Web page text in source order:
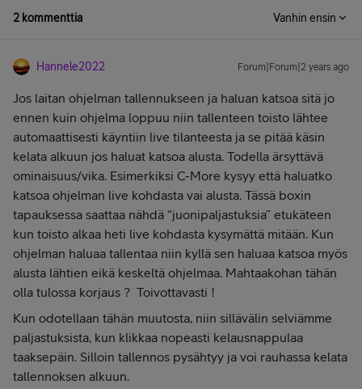
2 kommenttia Vanhin ensin
Hannele2022 Forum|Forum|2 years ago
Jos laitan ohjelman tallennukseen ja haluan katsoa sitä jo
ennen kuin ohjelma loppuu niin tallenteen toisto lähtee
automaattisesti käyntiin live tilanteesta ja se pitää käsin
kelata alkuun jos haluat katsoa alusta. Todella ärsyttävä
ominaisuus/vika. Esimerkiksi C-More kysyy että haluatko
katsoa ohjelman live kohdasta vai alusta. Tässä boxin
tapauksessa saattaa nähdä “juonipaljastuksia” etukäteen
kun toisto alkaa heti live kohdasta kysymättä mitään. Kun
ohjelman haluaa tallentaa niin kyllä sen haluaa katsoa myös
alusta lähtien eikä keskeltä ohjelmaa. Mahtaakohan tähän
olla tulossa korjaus ? Toivottavasti !
Kun odotellaan tähän muutosta, niin sillävälin selviämme
paljastuksista, kun klikkaa nopeasti kelausnappulaa
taaksepäin. Silloin tallennos pysähtyy ja voi rauhassa kelata
tallennoksen alkuun.